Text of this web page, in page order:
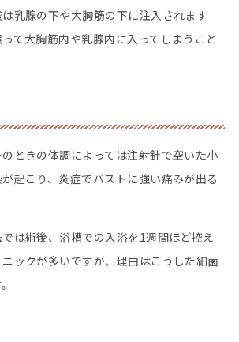
乳腺の下や大胸筋の下に注入されます
て大胸筋内や乳腺内に入ってしまうこと
ときの体調によっては注射針で空いた小
起こり、炎症でバストに強い痛みが出る
は術後、浴槽での入浴を1週間ほど控え
ックが多いですが、理由はこうした細菌